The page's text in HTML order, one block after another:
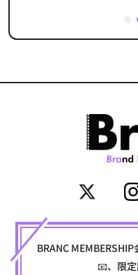
BRANC
📧、限